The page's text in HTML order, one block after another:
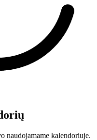
naudojamame kalendoriuje.